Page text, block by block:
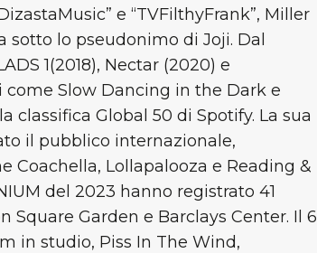
e “TVFilthyFrank”, Miller
lo pseudonimo di Joji. Dal
1(2018), Nectar (2020) e
come Slow Dancing in the Dark e
classifica Global 50 di Spotify. La sua
il pubblico internazionale,
Lollapalooza e Reading &
del 2023 hanno registrato 41
Garden e Barclays Center. Il 6
in studio, Piss In The Wind,